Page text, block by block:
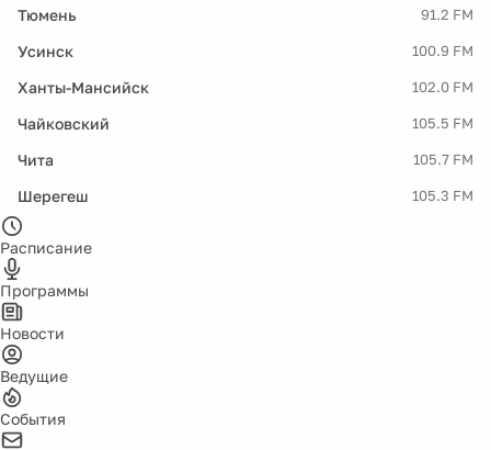
Тюмень 91.2 FM
Усинск 100.9 FM
Ханты-Мансийск 102.0 FM
Чайковский 105.5 FM
Чита 105.7 FM
Шерегеш 105.3 FM
Расписание
Программы
Новости
Ведущие
События